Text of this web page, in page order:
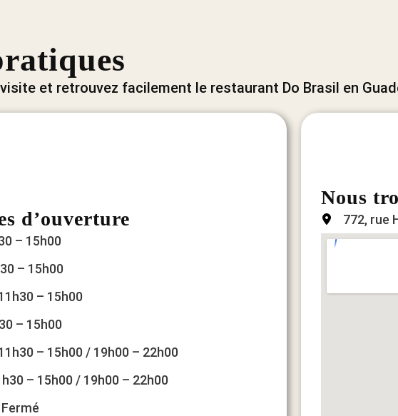
et retrouvez facilement le restaurant Do Brasil en
d’ouverture
– 15h00
– 15h00
– 15h00
– 15h00
– 15h00 / 19h00 – 22h00
– 15h00 / 19h00 – 22h00
Fermé
Nous
772, rue